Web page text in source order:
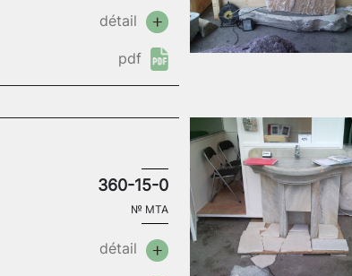
détail
pdf
360-15-0
№ MTA
détail